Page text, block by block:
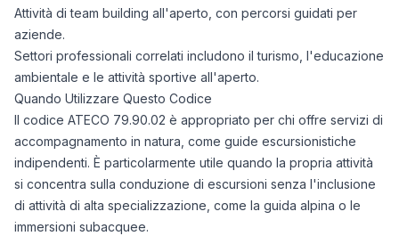
Attività di team building all'aperto, con percorsi guidati per
aziende.
Settori professionali correlati includono il turismo, l'educazione
ambientale e le attività sportive all'aperto.
Quando Utilizzare Questo Codice
Il codice ATECO 79.90.02 è appropriato per chi offre servizi di
accompagnamento in natura, come guide escursionistiche
indipendenti. È particolarmente utile quando la propria attività
si concentra sulla conduzione di escursioni senza l'inclusione
di attività di alta specializzazione, come la guida alpina o le
immersioni subacquee.